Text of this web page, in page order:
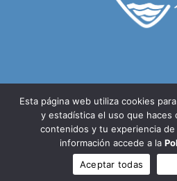
© 2026 - Asociación de Madres y Padres
de Alicante (APA) -
Aviso legal
Política de cookies
Condiciones de
Esta página web utiliza cookies
y estadística el uso que haces
contenidos y tu experiencia de
información accede a la
Aceptar todas